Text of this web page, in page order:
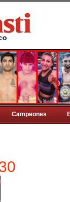
Campeones